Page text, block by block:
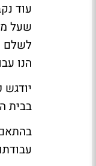
עוד
שעל
לשלם
הנו
בבית